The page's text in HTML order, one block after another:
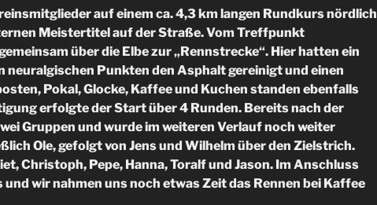
auf einem ca. 4,3 km langen Rundkurs nördlich
Meistertitel auf der Straße. Vom Treffpunkt
über die Elbe zur „Rennstrecke“. Hier hatten ein
neuralgischen Punkten den Asphalt gereinigt und einen
Pokal, Glocke, Kaffee und Kuchen standen ebenfalls
erfolgte der Start über 4 Runden. Bereits nach der
Gruppen und wurde im weiteren Verlauf noch weiter
Ole, gefolgt von Jens und Wilhelm über den Zielstrich.
Christoph, Pepe, Hanna, Toralf und Jason. Im Anschluss
wir nahmen uns noch etwas Zeit das Rennen bei Kaffee